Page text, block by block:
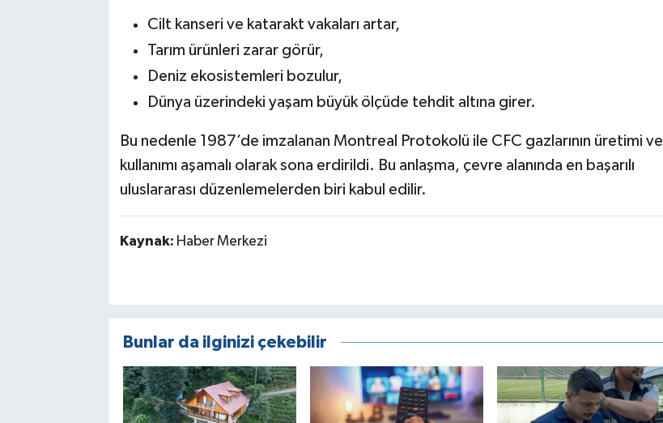
Cilt kanseri ve katarakt vakaları artar,
Tarım ürünleri zarar görür,
Deniz ekosistemleri bozulur,
Dünya üzerindeki yaşam büyük ölçüde tehdit altına girer.
Bu nedenle 1987’de imzalanan Montreal Protokolü ile CFC gazlarının üretimi ve
kullanımı aşamalı olarak sona erdirildi. Bu anlaşma, çevre alanında en başarılı
uluslararası düzenlemelerden biri kabul edilir.
Kaynak: Haber Merkezi
Bunlar da ilginizi çekebilir